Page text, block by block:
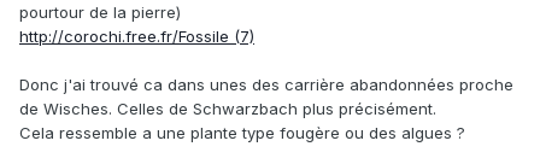
pourtour de la pierre)
http://corochi.free.fr/Fossile (7)
Donc j'ai trouvé ca dans unes des carrière abandonnées proche
de Wisches. Celles de Schwarzbach plus précisément.
Cela ressemble a une plante type fougère ou des algues ?